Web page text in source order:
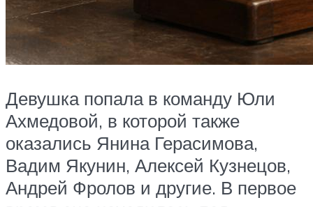
Девушка попала в команду Юли
Ахмедовой, в которой также
оказались Янина Герасимова,
Вадим Якунин, Алексей Кузнецов,
Андрей Фролов и другие. В первое